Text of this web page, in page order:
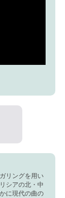
リングを用い
シアの北・中
に現代の曲の